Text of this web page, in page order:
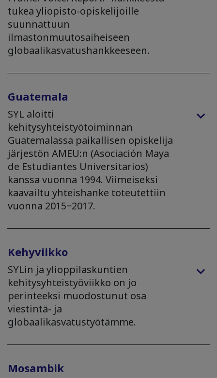
tukea yliopisto-opiskelijoille
suunnattuun
ilmastonmuutosaiheiseen
globaalikasvatushankkeeseen.
Guatemala
SYL aloitti
kehitysyhteistyötoiminnan
Guatemalassa paikallisen opiskelija
järjestön AMEU:n (Asociación Maya
de Estudiantes Universitarios)
kanssa vuonna 1994. Viimeiseksi
kaavailtu yhteishanke toteutettiin
vuonna 2015−2017.
Kehyviikko
SYLin ja ylioppilaskuntien
kehitysyhteistyöviikko on jo
perinteeksi muodostunut osa
viestintä- ja
globaalikasvatustyötämme.
Mosambik